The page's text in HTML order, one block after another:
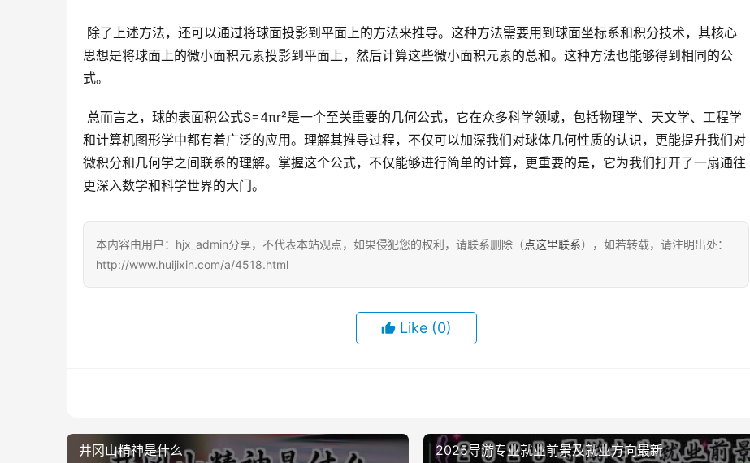
思想是将球面上的微小面积元素投影到平面上，然后计算这些微小面积元素的总和。这种方法也能够得到相同的公
式。
和计算机图形学中都有着广泛的应用。理解其推导过程，不仅可以加深我们对球体几何性质的认识，更能提升我们对
微积分和几何学之间联系的理解。掌握这个公式，不仅能够进行简单的计算，更重要的是，它为我们打开了一扇通往
更深入数学和科学世界的大门。
本内容由用户：hjx_admin分享，不代表本站观点，如果侵犯您的权利，请联系删除（点这里联系），如若转载，请注明出处：
http://www.huijixin.com/a/4518.html
Like (0)
井冈山精神是什么 2025导游专业就业前景及就业方向最新